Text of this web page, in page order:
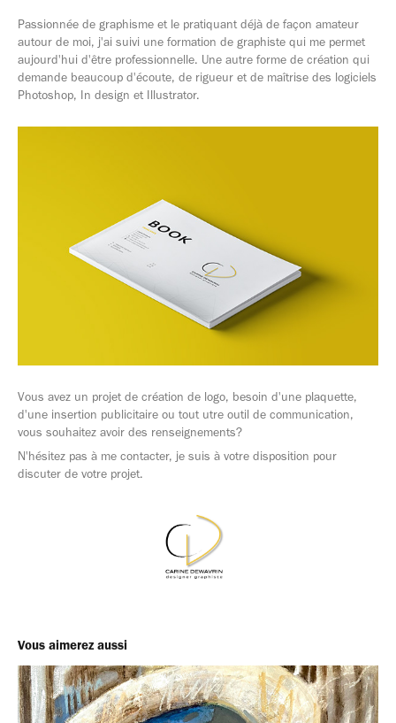
Passionnée de graphisme et le pratiquant déjà de façon amateur
autour de moi, j'ai suivi une formation de graphiste qui me permet
aujourd'hui d'être professionnelle. Une autre forme de création qui
demande beaucoup d'écoute, de rigueur et de maîtrise des logiciels
Photoshop, In design et Illustrator.
Vous avez un projet de création de logo, besoin d'une plaquette,
d'une insertion publicitaire ou tout utre outil de communication,
vous souhaitez avoir des renseignements?
N'hésitez pas à me contacter, je suis à votre disposition pour
discuter de votre projet.
Vous aimerez aussi